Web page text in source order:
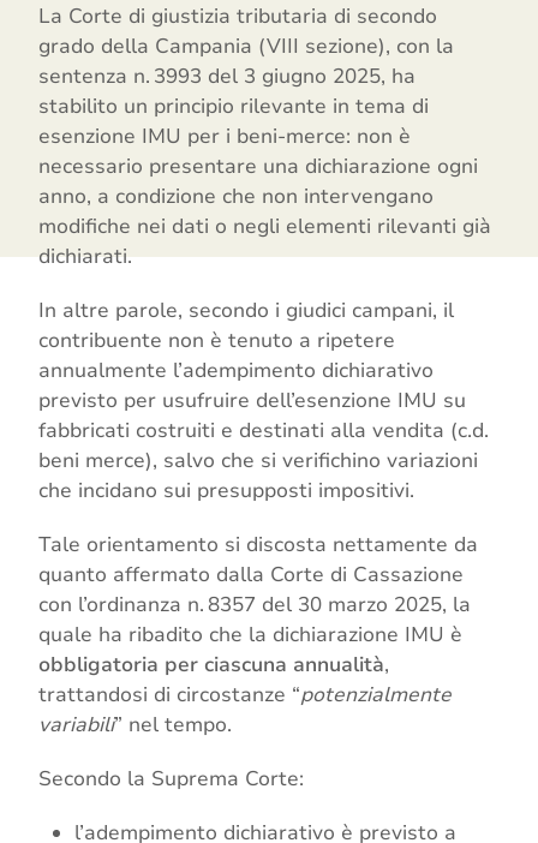
La Corte di giustizia tributaria di secondo
grado della Campania (VIII sezione), con la
sentenza n. 3993 del 3 giugno 2025, ha
stabilito un principio rilevante in tema di
esenzione IMU per i beni-merce: non è
necessario presentare una dichiarazione ogni
anno, a condizione che non intervengano
modifiche nei dati o negli elementi rilevanti già
dichiarati.
In altre parole, secondo i giudici campani, il
contribuente non è tenuto a ripetere
annualmente l’adempimento dichiarativo
previsto per usufruire dell’esenzione IMU su
fabbricati costruiti e destinati alla vendita (c.d.
beni merce), salvo che si verifichino variazioni
che incidano sui presupposti impositivi.
Tale orientamento si discosta nettamente da
quanto affermato dalla Corte di Cassazione
con l’ordinanza n. 8357 del 30 marzo 2025, la
quale ha ribadito che la dichiarazione IMU è
obbligatoria per ciascuna annualità,
trattandosi di circostanze “potenzialmente
variabili” nel tempo.
Secondo la Suprema Corte:
l’adempimento dichiarativo è previsto a